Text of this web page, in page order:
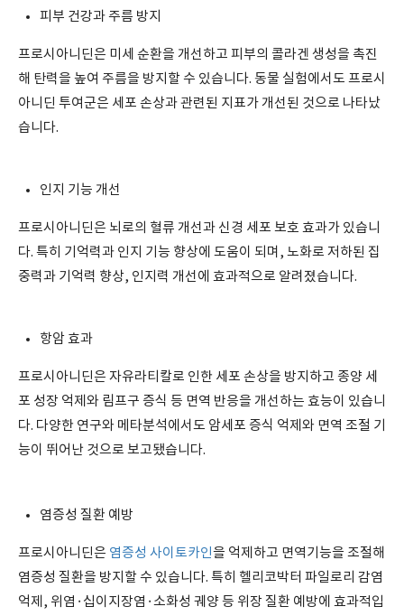
피부 건강과 주름 방지
프로시아니딘은 미세 순환을 개선하고 피부의 콜라겐 생성을 촉진
해 탄력을 높여 주름을 방지할 수 있습니다. 동물 실험에서도 프로시
아니딘 투여군은 세포 손상과 관련된 지표가 개선된 것으로 나타났
습니다.
인지 기능 개선
프로시아니딘은 뇌로의 혈류 개선과 신경 세포 보호 효과가 있습니
다. 특히 기억력과 인지 기능 향상에 도움이 되며, 노화로 저하된 집
중력과 기억력 향상, 인지력 개선에 효과적으로 알려졌습니다.
항암 효과
프로시아니딘은 자유라티칼로 인한 세포 손상을 방지하고 종양 세
포 성장 억제와 림프구 증식 등 면역 반응을 개선하는 효능이 있습니
다. 다양한 연구와 메타분석에서도 암세포 증식 억제와 면역 조절 기
능이 뛰어난 것으로 보고됐습니다.
염증성 질환 예방
프로시아니딘은 염증성 사이토카인을 억제하고 면역기능을 조절해
염증성 질환을 방지할 수 있습니다. 특히 헬리코박터 파일로리 감염
억제, 위염·십이지장염·소화성 궤양 등 위장 질환 예방에 효과적입